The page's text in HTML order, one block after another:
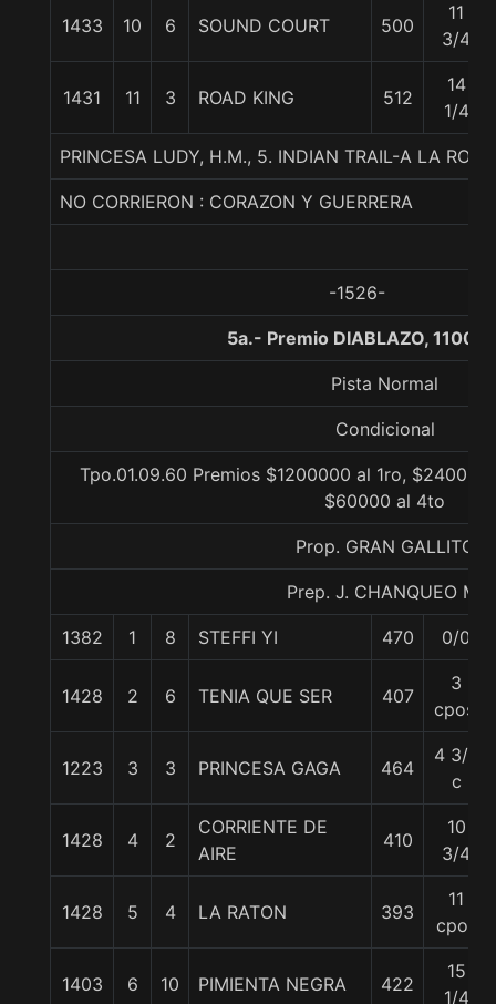
1433 10 6 SOUND COURT 500
11
3/4
1431 11 3 ROAD KING 512
14
1/4
PRINCESA LUDY, H.M., 5. INDIAN TRAIL-A LA
NO CORRIERON : CORAZON Y GUERRERA
-1526-
5a.- Premio DIABLAZO, 1100
Pista Normal
Condicional
Tpo.01.09.60 Premios $1200000 al 1ro,
$60000 al 4to
Prop. GRAN GALLITO
Prep. J. CHANQUEO M.
1382 1 8 STEFFI YI 470 0/0
1428 2 6 TENIA QUE SER 407
3
cpos.
1223 3 3 PRINCESA GAGA 464
4 3/4
c
1428 4 2
CORRIENTE DE
AIRE
410
10
3/4
1428 5 4 LA RATON 393
11
cpos
1403 6 10 PIMIENTA NEGRA 422
15
1/4